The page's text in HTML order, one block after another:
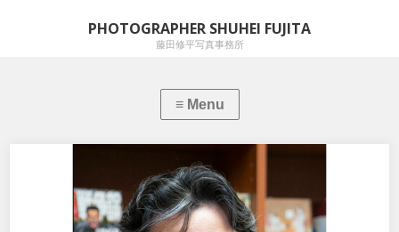
PHOTOGRAPHER SHUHEI FUJITA
藤田修平写真事務所